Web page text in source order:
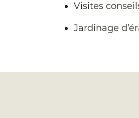
Visites
Jardinage